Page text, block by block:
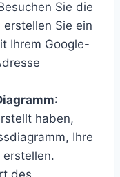
Sie die
Sie ein
Ihrem Google-
:
haben,
Ihre
des